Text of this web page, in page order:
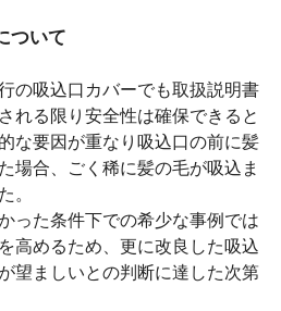
ついて
の吸込口カバーでも取扱説明書
れる限り安全性は確保できると
な要因が重なり吸込口の前に髪
場合、ごく稀に髪の毛が吸込ま
った条件下での希少な事例では
高めるため、更に改良した吸込
望ましいとの判断に達した次第